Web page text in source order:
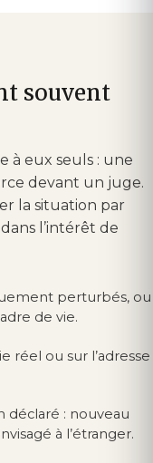
souvent
à eux seuls : une
devant un juge.
la situation par
l’intérêt de
perturbés, ou
de vie.
réel ou sur l’adresse
déclaré : nouveau
à l’étranger.